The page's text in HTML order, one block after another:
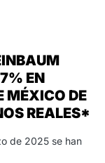
EN
MÉXICO DE
REALES*
de 2025 se han